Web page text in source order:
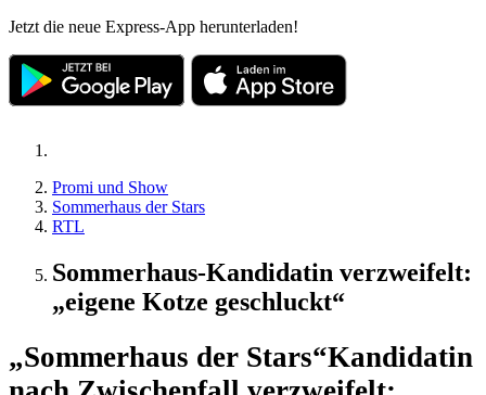
Jetzt die neue Express-App herunterladen!
Promi und Show
Sommerhaus der Stars
RTL
Sommerhaus-Kandidatin verzweifelt:
„eigene Kotze geschluckt“
„Sommerhaus der Stars“Kandidatin